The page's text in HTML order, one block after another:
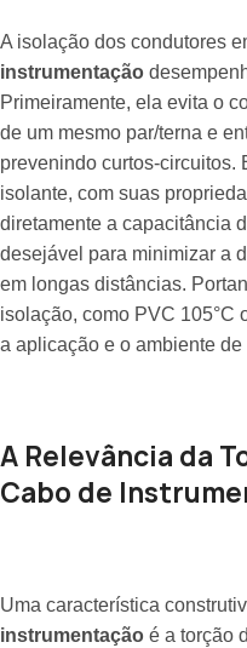
A isolação dos condutores
instrumentação
Primeiramente, ela evita o
de um mesmo par/terna e
prevenindo curtos-circuitos.
isolante, com suas
diretamente a capacitância
desejável para minimizar a
em longas distâncias.
isolação, como PVC 105°C
a aplicação e o ambiente de
A Relevância da
Cabo de
Uma característica
instrumentação é a torção